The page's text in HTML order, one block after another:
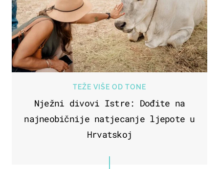
TEŽE VIŠE OD TONE
Nježni divovi Istre: Dođite na
najneobičnije natjecanje ljepote u
Hrvatskoj